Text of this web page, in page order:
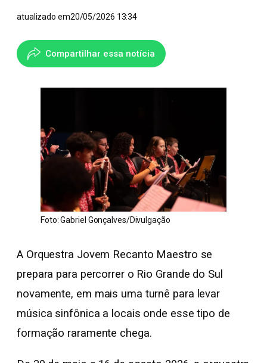
atualizado em20/05/2026 13:34
Compartilhar essa notícia
Foto: Gabriel Gonçalves/Divulgação
A Orquestra Jovem Recanto Maestro se
prepara para percorrer o Rio Grande do Sul
novamente, em mais uma turnê para levar
música sinfônica a locais onde esse tipo de
formação raramente chega.